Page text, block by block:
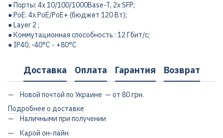
● Порты: 4х 10/100/1000Base-T, 2х SFP;
● PoE: 4х PoE/PoE+ (бюджет 120 Вт);
● Layer 2 ;
● Коммутационная способность : 12 Гбит/с;
● IP40, -40°C - +80°C
Доставка Оплата Гарантия Возврат
Новой почтой по Украине — от 80 грн.
Подробнее о доставке
Наличными при получении
Карой он-лайн